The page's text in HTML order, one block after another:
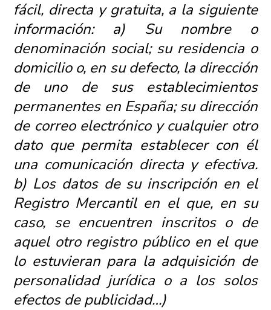
fácil, directa y gratuita, a la siguiente
información: a) Su nombre o
denominación social; su residencia o
domicilio o, en su defecto, la dirección
de uno de sus establecimientos
permanentes en España; su dirección
de correo electrónico y cualquier otro
dato que permita establecer con él
una comunicación directa y efectiva.
b) Los datos de su inscripción en el
Registro Mercantil en el que, en su
caso, se encuentren inscritos o de
aquel otro registro público en el que
lo estuvieran para la adquisición de
personalidad jurídica o a los solos
efectos de publicidad…)